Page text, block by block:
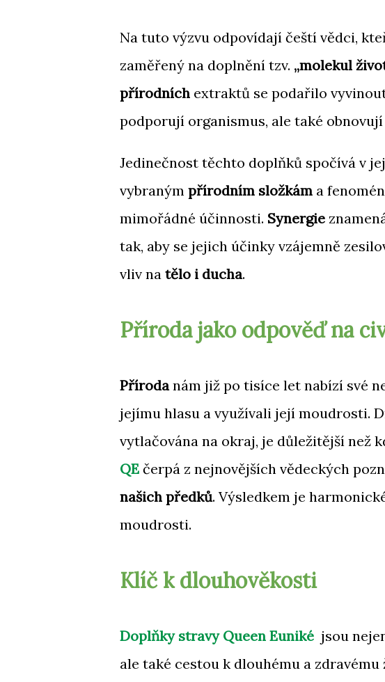
Na tuto výzvu odpovídají čeští vědci,
zaměřený na doplnění tzv. „molekul
přírodních extraktů se podařilo
podporují organismus, ale také
Jedinečnost těchto doplňků spočívá v
vybraným přírodním složkám a
mimořádné účinnosti. Synergie
tak, aby se jejich účinky vzájemně
vliv na tělo i ducha.
Příroda jako odpověď na
Přírodanám již po tisíce let nabízí své
jejímu hlasu a využívali její moudrosti.
vytlačována na okraj, je důležitější než
QE čerpá z nejnovějších vědeckých
našich předků. Výsledkem je
moudrosti.
Klíč k dlouhověkosti
Doplňky stravy Queen Euniké jsou
ale také cestou k dlouhému a